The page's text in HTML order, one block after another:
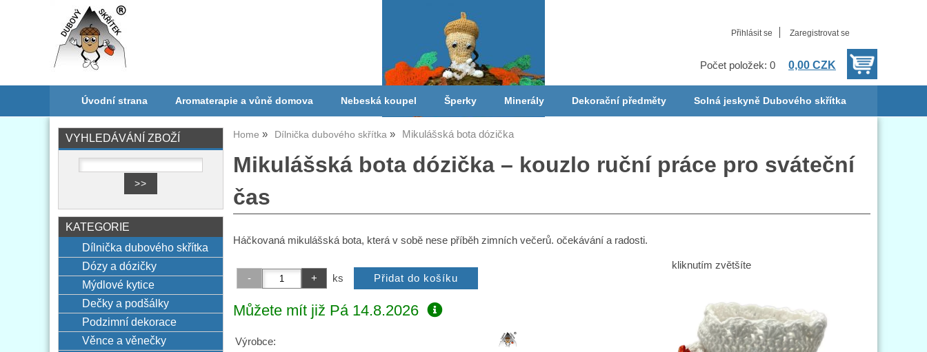
Přihlásit se Zaregistrovat se
Počet položek: 0 0,00 CZK
Úvodní strana Aromaterapie a vůně domova Nebeská koupel Šperky Minerály Dekorační předměty Solná jeskyně Dubového skřítka
Home Dílnička dubového skřítka Mikulášská bota dózička
Mikulášská bota dózička – kouzlo ruční práce pro sváteční
čas
Háčkovaná mikulášská bota, která v sobě nese příběh zimních večerů. očekávání a radosti.
kliknutím zvětšíte
ks
Můžete mít již Pá 14.8.2026
Výrobce:
VYHLEDÁVÁNÍ ZBOŽÍ
KATEGORIE
Dílnička dubového skřítka
Dózy a dózičky
Mýdlové kytice
Dečky a podšálky
Podzimní dekorace
Věnce a věnečky